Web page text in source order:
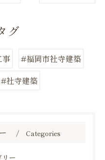
グ
#福岡市社寺建築
#社寺建築
Categories
ー